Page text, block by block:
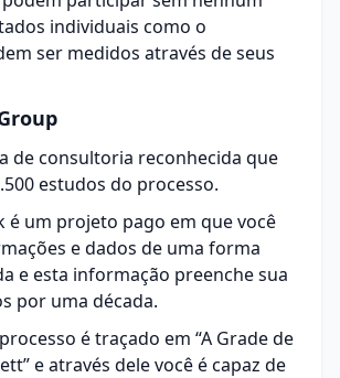
individuais como o
ser medidos através de seus
de consultoria reconhecida que
estudos do processo.
é um projeto pago em que você
e dados de uma forma
e esta informação preenche sua
por uma década.
é traçado em “A Grade de
e através dele você é capaz de